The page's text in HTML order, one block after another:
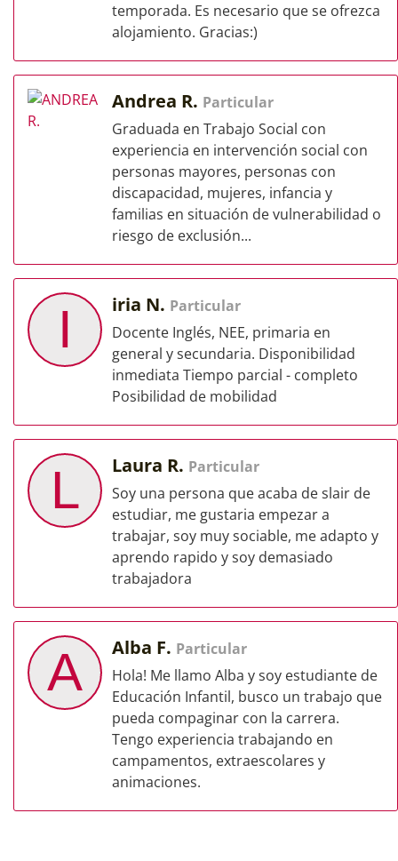
temporada. Es necesario que se ofrezca
alojamiento. Gracias:)
Andrea R. Particular
Graduada en Trabajo Social con
experiencia en intervención social con
personas mayores, personas con
discapacidad, mujeres, infancia y
familias en situación de vulnerabilidad o
riesgo de exclusión...
I iria N. Particular
Docente Inglés, NEE, primaria en
general y secundaria. Disponibilidad
inmediata Tiempo parcial - completo
Posibilidad de mobilidad
L Laura R. Particular
Soy una persona que acaba de slair de
estudiar, me gustaria empezar a
trabajar, soy muy sociable, me adapto y
aprendo rapido y soy demasiado
trabajadora
A Alba F. Particular
Hola! Me llamo Alba y soy estudiante de
Educación Infantil, busco un trabajo que
pueda compaginar con la carrera.
Tengo experiencia trabajando en
campamentos, extraescolares y
animaciones.